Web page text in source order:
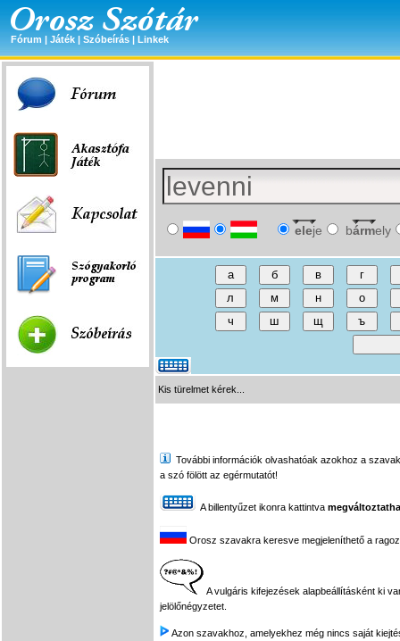
Fórum | Játék | Szóbeírás | Linkek
eleje bármely
Kis türelmet kérek...
További információk olvashatóak azokhoz a
a szó fölött az egérmutatót!
A billentyűzet ikonra kattintva
Orosz szavakra keresve megjeleníthető a
A vulgáris kifejezések alapbeállításként ki
jelölőnégyzetet.
Azon szavakhoz, amelyekhez még nincs saját